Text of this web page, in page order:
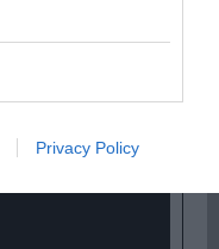
Privacy Policy